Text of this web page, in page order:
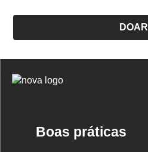
DOAR
Logo
Boas práticas